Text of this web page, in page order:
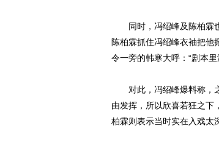
同时，冯绍峰及陈柏霖也
陈柏霖抓住冯绍峰衣袖把他
令一旁的韩寒大呼：“剧本
对此，冯绍峰爆料称，之
由发挥，所以欣喜若狂之下
柏霖则表示当时实在入戏太